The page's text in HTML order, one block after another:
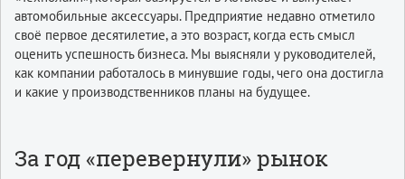
автомобильные аксессуары. Предприятие недавно отметило
своё первое десятилетие, а это возраст, когда есть смысл
оценить успешность бизнеса. Мы выясняли у руководителей,
как компании работалось в минувшие годы, чего она достигла
и какие у производственников планы на будущее.
За год «перевернули» рынок